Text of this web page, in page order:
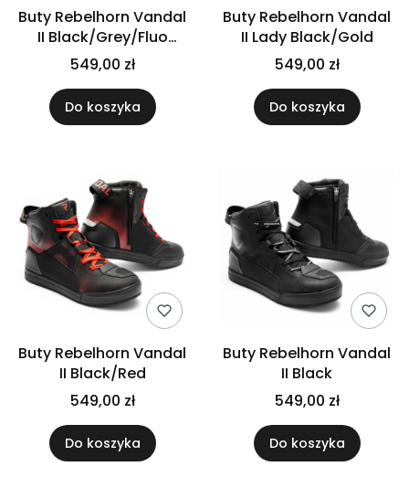
Buty Rebelhorn Vandal
II Black/Grey/Fluo
Yellow
549,00 zł
Do koszyka
Buty Rebelhorn Vandal
II Lady Black/Gold
549,00 zł
Do koszyka
Buty Rebelhorn Vandal
II Black/Red
549,00 zł
Do koszyka
Buty Rebelhorn Vandal
II Black
549,00 zł
Do koszyka